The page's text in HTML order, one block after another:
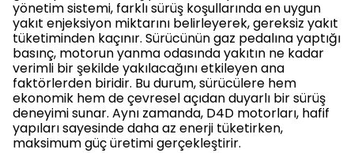
yönetim sistemi, farklı sürüş koşullarında en uygun
yakıt enjeksiyon miktarını belirleyerek, gereksiz yakıt
tüketiminden kaçınır. Sürücünün gaz pedalına yaptığı
basınç, motorun yanma odasında yakıtın ne kadar
verimli bir şekilde yakılacağını etkileyen ana
faktörlerden biridir. Bu durum, sürücülere hem
ekonomik hem de çevresel açıdan duyarlı bir sürüş
deneyimi sunar. Aynı zamanda, D4D motorları, hafif
yapıları sayesinde daha az enerji tüketirken,
maksimum güç üretimi gerçekleştirir.